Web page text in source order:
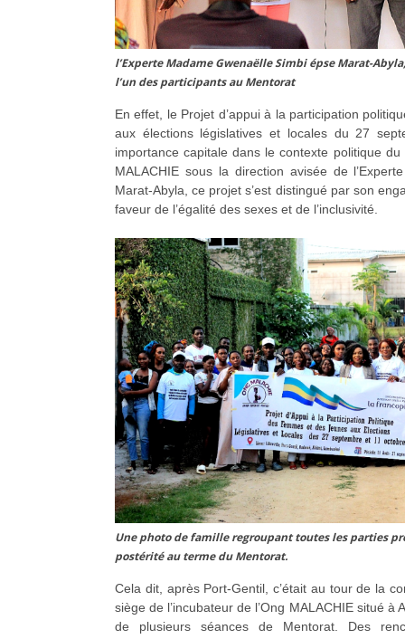
l’Experte Madame Gwenaëlle Simbi épse Marat-
l’un des participants au Mentorat
En effet, le Projet d’appui à la participation
aux élections législatives et locales du 27
importance capitale dans le contexte politique du
MALACHIE sous la direction avisée de
Marat-Abyla, ce projet s’est distingué par son
faveur de l’égalité des sexes et de l’inclusivité.
Une photo de famille regroupant toutes les parties
postérité au terme du Mentorat.
Cela dit, après Port-Gentil, c’était au tour de la
siège de l’incubateur de l’Ong MALACHIE situé à
de plusieurs séances de Mentorat. Des